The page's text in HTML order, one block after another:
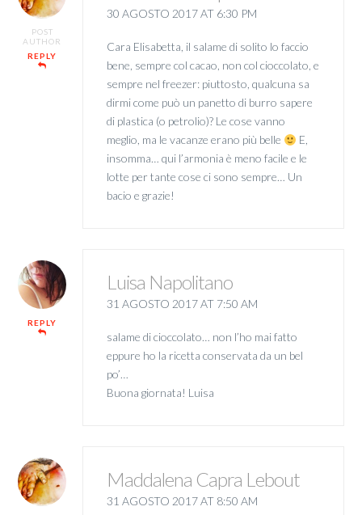
POST
AUTHOR
REPLY
30 AGOSTO 2017 AT 6:30 PM
Cara Elisabetta, il salame di solito lo faccio
bene, sempre col cacao, non col cioccolato, e
sempre nel freezer: piuttosto, qualcuna sa
dirmi come può un panetto di burro sapere
di plastica (o petrolio)? Le cose vanno
meglio, ma le vacanze erano più belle
E,
insomma… qui l’armonia è meno facile e le
lotte per tante cose ci sono sempre… Un
bacio e grazie!
REPLY
Luisa Napolitano
31 AGOSTO 2017 AT 7:50 AM
salame di cioccolato… non l’ho mai fatto
eppure ho la ricetta conservata da un bel
po’…
Buona giornata! Luisa
Maddalena Capra Lebout
31 AGOSTO 2017 AT 8:50 AM